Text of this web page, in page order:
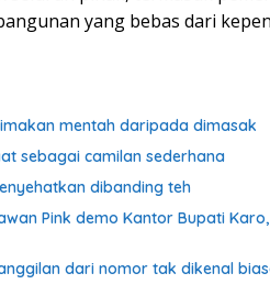
yang bebas dari
mentah daripada dimasak
sebagai camilan sederhana
dibanding teh
Pink demo Kantor Bupati
dari nomor tak dikenal